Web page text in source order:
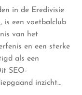
in de Eredivisie
is een voetbalclub
van het
en een sterke
als een
SEO-
inzicht…